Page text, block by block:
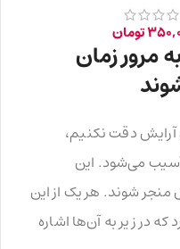
تومان
مرور زمان
آرایش دقت نکنیم،
می‌شود. این
شوند. هر یک از این
در زیر به آن‌ها اشاره